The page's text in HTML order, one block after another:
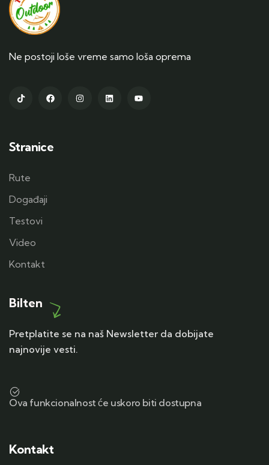
Ne postoji loše vreme samo loša oprema
Stranice
Rute
Događaji
Testovi
Video
Kontakt
Bilten
Pretplatite se na naš Newsletter da dobijate
najnovije vesti.
Ova funkcionalnost će uskoro biti dostupna
Kontakt